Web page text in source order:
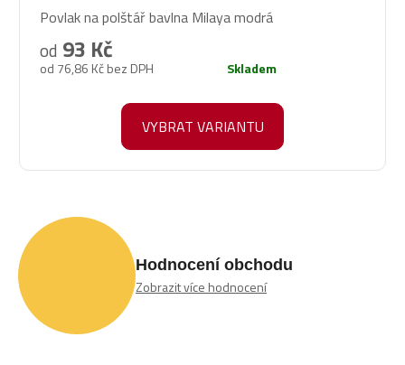
Povlak na polštář bavlna Milaya modrá
od 76,86 Kč bez DPH
od 93 Kč
Skladem
VYBRAT VARIANTU
Hodnocení obchodu
Zobrazit více hodnocení